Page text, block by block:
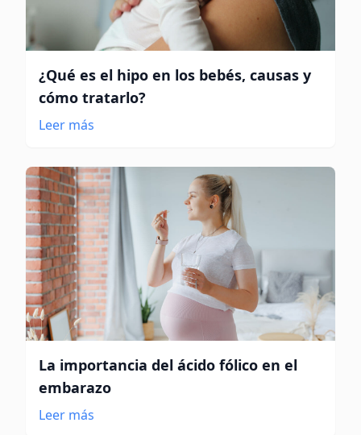
¿Qué es el hipo en los bebés, causas y
cómo tratarlo?
Leer más
La importancia del ácido fólico en el
embarazo
Leer más